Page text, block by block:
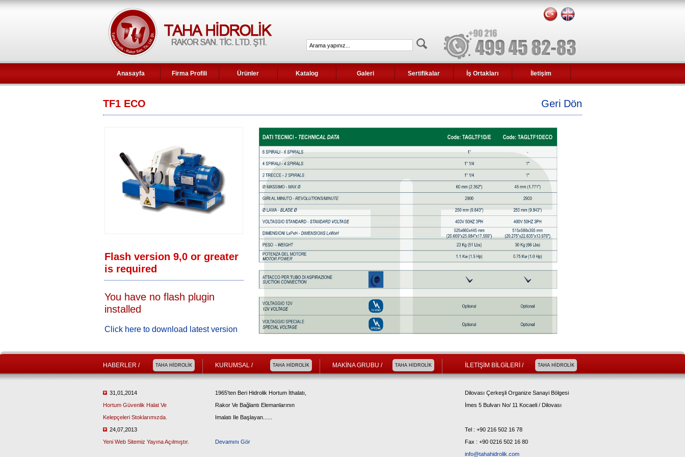
Anasayfa Firma Profili Ürünler Katalog Galeri Sertifikalar İş Ortakları İletişim
TF1 ECO Geri Dön
Flash version 9,0 or greater
is required
You have no flash plugin
installed
Click here to download latest version
HABERLER / TAHA HİDROLİK
31,01,2014
Hortum Güvenlik Halat Ve
Kelepçeleri Stoklarımızda.
24,07,2013
Yeni Web Sitemiz Yayına Açılmıştır.
KURUMSAL / TAHA HİDROLİK
1965'ten Beri Hidrolik Hortum İthalatı,
Rakor Ve Bağlantı Elemanlarının
Imalatı Ile Başlayan......
Devamını Gör
MAKİNA GRUBU / TAHA HİDROLİK İLETİŞİM BİLGİLERİ / TAHA HİDROLİK
Dilovası Çerkeşli Organize Sanayi Bölgesi
İmes 5 Bulvarı No/ 11 Kocaeli / Dilovası
Tel : +90 216 502 16 78
Fax : +90 0216 502 16 80
info@tahahidrolik.com